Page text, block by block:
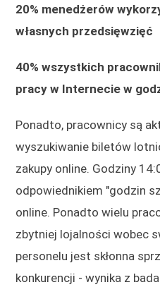
20% menedżerów
własnych przedsięwzięć
40% wszystkich
pracy w Internecie w
Ponadto, pracownicy są
wyszukiwanie biletów
zakupy online. Godziny
odpowiednikiem "godzin
online. Ponadto wielu
zbytniej lojalności wobec
personelu jest skłonna
konkurencji - wynika z